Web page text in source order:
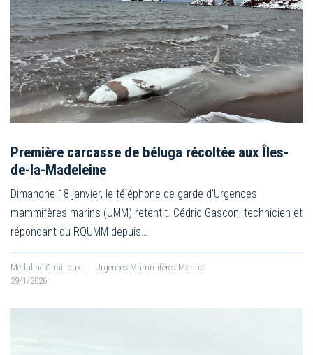
Première carcasse de béluga récoltée aux Îles-
de-la-Madeleine
Dimanche 18 janvier, le téléphone de garde d’Urgences
mammifères marins (UMM) retentit. Cédric Gascon, technicien et
répondant du RQUMM depuis…
Méduline Chailloux | Urgences Mammifères Marins
29/1/2026